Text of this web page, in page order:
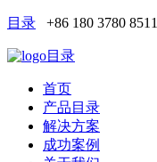
目录 +86 180 3780 8511
目录
首页
产品目录
解决方案
成功案例